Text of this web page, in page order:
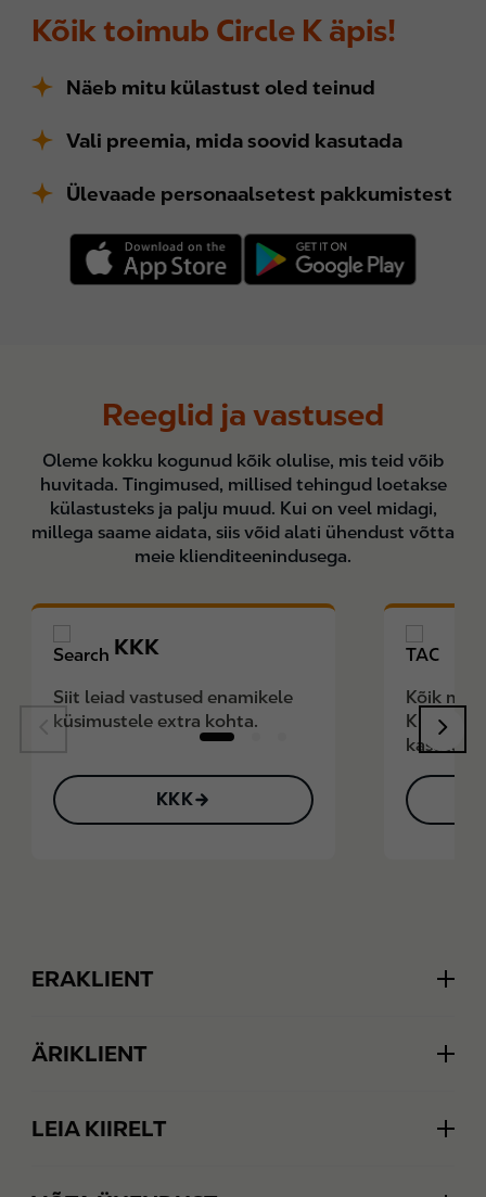
Kõik toimub Circle K äpis!
Näeb mitu külastust oled teinud
Vali preemia, mida soovid kasutada
Ülevaade personaalsetest pakkumistest
Reeglid ja vastused
Oleme kokku kogunud kõik olulise, mis teid võib
huvitada. Tingimused, millised tehingud loetakse
külastusteks ja palju muud. Kui on veel midagi,
millega saame aidata, siis võid alati ühendust võtta
meie klienditeenindusega.
KKK
Siit leiad vastused enamikele
küsimustele extra kohta.
KKK
Kõik
K extra
ERAKLIENT
Loo konto
ÄRIKLIENT
LEIA KIIRELT